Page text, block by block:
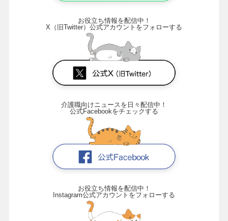
お役立ち情報を配信中！
X（旧Twitter）公式アカウントをフォローする
介護職向けニュースを日々配信中！
公式Facebookをチェックする
お役立ち情報を配信中！
Instagram公式アカウントをフォローする